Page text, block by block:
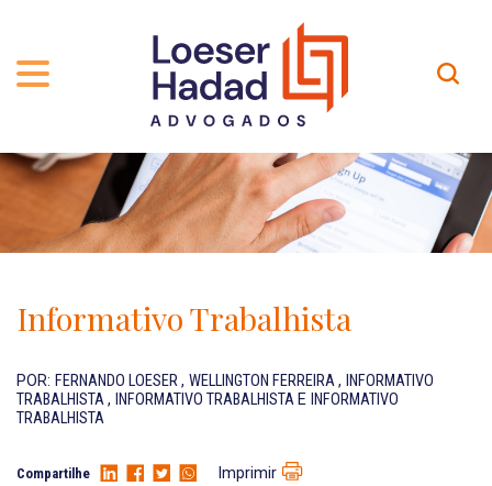
QUEM SOMOS
TRAJETÓRIA
INCLUSÃO E DIVERSIDADE
PRÊMIOS
ÁREAS DE ATUAÇÃO
PROFISSIONAIS
CARREIRA
Contato
Localização
Informativo Trabalhista
POR: FERNANDO LOESER, WELLINGTON FERREIRA, INFORMATIVO
TRABALHISTA, INFORMATIVO TRABALHISTA E INFORMATIVO
TRABALHISTA
Compartilhe Imprimir